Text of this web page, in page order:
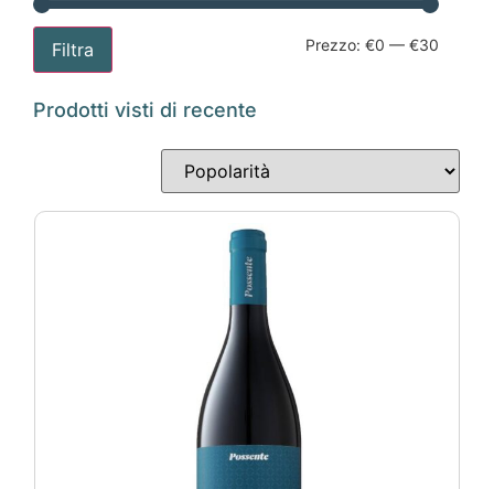
Filtra Prezzo: €0 — €30
Prodotti visti di recente